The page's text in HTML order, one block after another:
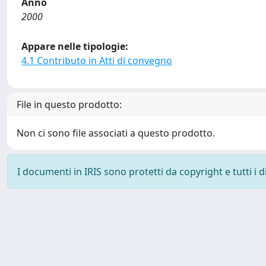
2000
Appare nelle tipologie:
4.1 Contributo in Atti di convegno
File in questo prodotto:
Non ci sono file associati a questo prodotto.
I documenti in IRIS sono protetti da copyright e tutti i